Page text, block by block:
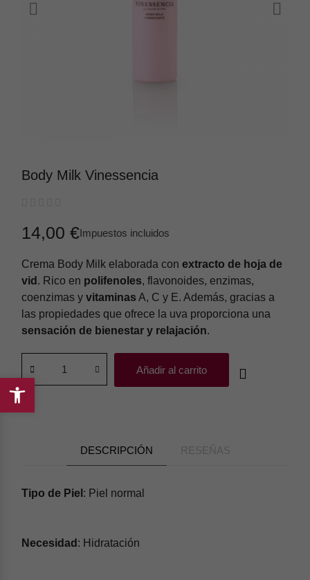
Body Milk Vinessencia
14,00 €Impuestos incluidos
Crema Body Milk elaborada conextracto de hoja de
vid . Rico en polifenoles, flavonoides, enzimas,
coenzimas yvitaminas A, C y E. Además, gracias a
las propiedades que ofrece la uva proporciona una
sensación de bienestar y relajación.
Añadir al carrito
DESCRIPCIÓN RESEÑAS
Tipo de Piel : Piel normal
Necesidad : Hidratación
Abrir
barra